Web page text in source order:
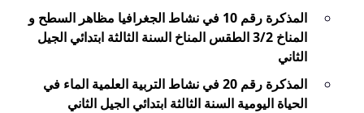
المذكرة رقم 10 في نشاط الجغرافيا مظاهر السطح و
المناخ 3/2 الطقس المناخ السنة الثالثة ابتدائي الجيل
الثاني
المذكرة رقم 20 في نشاط التربية العلمية الماء في
الحياة اليومية السنة الثالثة ابتدائي الجيل الثاني